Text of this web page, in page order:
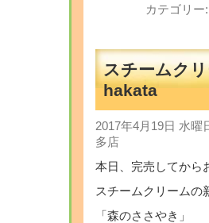
カテゴリー:
スチームク
hakata
2017年4月19日 水曜
多店
本日、完売してから
スチームクリームの
「森のささやき」